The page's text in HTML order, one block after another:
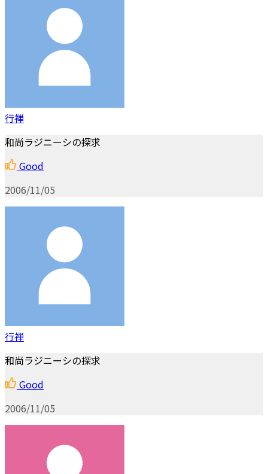
行禅
和尚ラジニーシの探求
Good
2006/11/05
行禅
和尚ラジニーシの探求
Good
2006/11/05